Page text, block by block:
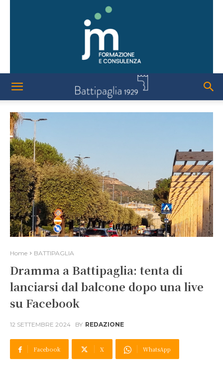
Home BATTIPAGLIA
Dramma a Battipaglia: tenta di
lanciarsi dal balcone dopo una live
su Facebook
12 SETTEMBRE 2024 BY REDAZIONE
Facebook X WhatsApp